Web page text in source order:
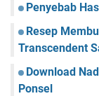
Penyebab
Resep
Transcendent
Download
Ponsel